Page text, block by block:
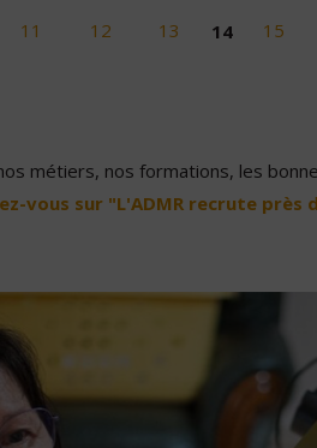
11 12 13 14 15
métiers, nos formations, les
vous sur "L'ADMR recrute près